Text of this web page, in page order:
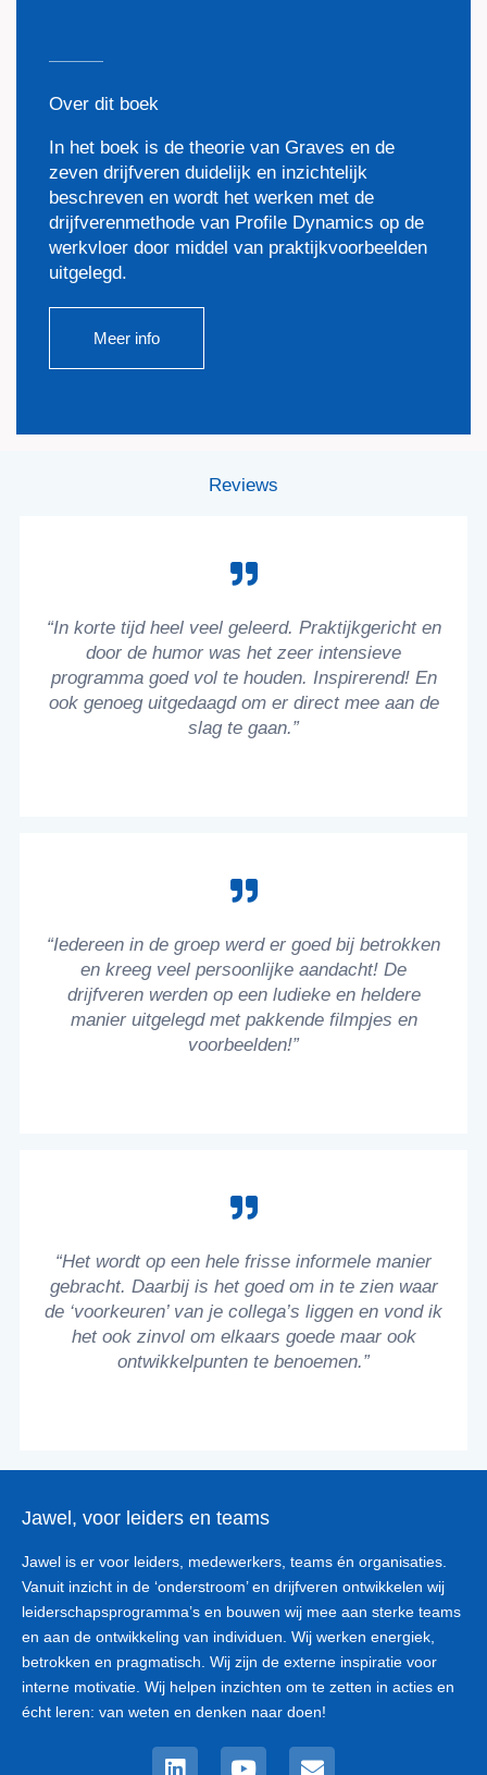
Over dit boek
In het boek is de theorie van Graves en de
zeven drijfveren duidelijk en inzichtelijk
beschreven en wordt het werken met de
drijfverenmethode van Profile Dynamics op de
werkvloer door middel van praktijkvoorbeelden
uitgelegd.
Meer info
Reviews
“In korte tijd heel veel geleerd. Praktijkgericht en
door de humor was het zeer intensieve
programma goed vol te houden. Inspirerend! En
ook genoeg uitgedaagd om er direct mee aan de
slag te gaan.”
“Iedereen in de groep werd er goed bij betrokken
en kreeg veel persoonlijke aandacht! De
drijfveren werden op een ludieke en heldere
manier uitgelegd met pakkende filmpjes en
voorbeelden!”
“Het wordt op een hele frisse informele manier
gebracht. Daarbij is het goed om in te zien waar
de ‘voorkeuren’ van je collega’s liggen en vond ik
het ook zinvol om elkaars goede maar ook
ontwikkelpunten te benoemen.”
Jawel, voor leiders en teams
Jawel is er voor leiders, medewerkers, teams én organisaties.
Vanuit inzicht in de ‘onderstroom’ en drijfveren ontwikkelen wij
leiderschapsprogramma’s en bouwen wij mee aan sterke teams
en aan de ontwikkeling van individuen. Wij werken energiek,
betrokken en pragmatisch. Wij zijn de externe inspiratie voor
interne motivatie. Wij helpen inzichten om te zetten in acties en
écht leren: van weten en denken naar doen!
LinkedinYoutubeEnvelope